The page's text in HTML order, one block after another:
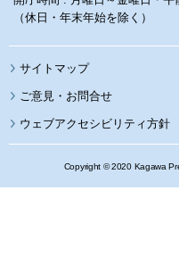
（休日・年末年始を除く）
サイトマップ
ウェブアクセシビリティ方針
Copyright © 2020 Kagawa